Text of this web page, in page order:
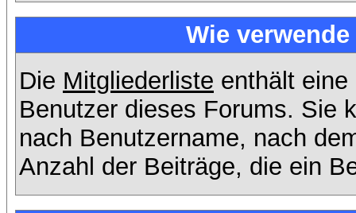
Wie
Die Mitgliederliste enthält
Benutzer dieses Forums. Sie
nach Benutzername, nach
Anzahl der Beiträge, die ein